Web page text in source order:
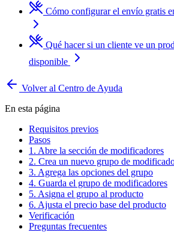
Cómo configurar el envío gratis
Qué hacer si un cliente ve un
disponible
Volver al Centro de Ayuda
En esta página
Requisitos previos
Pasos
1. Abre la sección de modificadores
2. Crea un nuevo grupo de
3. Agrega las opciones del grupo
4. Guarda el grupo de modificadores
5. Asigna el grupo al producto
6. Ajusta el precio base del producto
Verificación
Preguntas frecuentes